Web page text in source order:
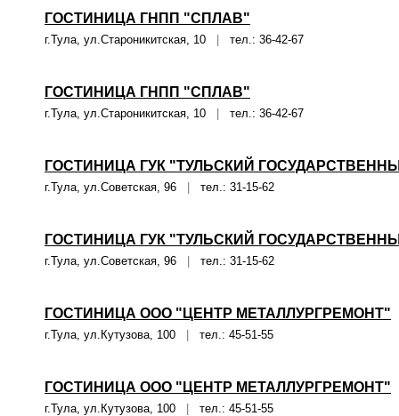
ГОСТИНИЦА ГНПП "СПЛАВ"
г.Тула, ул.Староникитская, 10 тел.: 36-42-67
ГОСТИНИЦА ГНПП "СПЛАВ"
г.Тула, ул.Староникитская, 10 тел.: 36-42-67
ГОСТИНИЦА ГУК "ТУЛЬСКИЙ
г.Тула, ул.Советская, 96 тел.: 31-15-62
ГОСТИНИЦА ГУК "ТУЛЬСКИЙ
г.Тула, ул.Советская, 96 тел.: 31-15-62
ГОСТИНИЦА ООО "ЦЕНТР МЕТАЛЛУРГРЕМОНТ"
г.Тула, ул.Кутузова, 100 тел.: 45-51-55
ГОСТИНИЦА ООО "ЦЕНТР МЕТАЛЛУРГРЕМОНТ"
г.Тула, ул.Кутузова, 100 тел.: 45-51-55